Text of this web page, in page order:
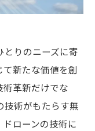
とりのニーズに寄
新たな価値を創
革新だけでな
技術がもたらす無
ローンの技術に